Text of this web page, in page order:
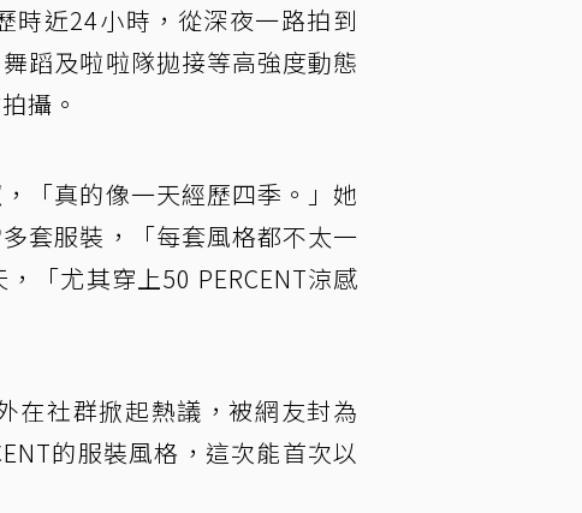
時近24小時，從深夜一路拍到
蹈及啦啦隊拋接等高強度動態
攝。
「真的像一天經歷四季。」她
套服裝，「每套風格都不太一
「尤其穿上50 PERCENT涼感
在社群掀起熱議，被網友封為
的服裝風格，這次能首次以